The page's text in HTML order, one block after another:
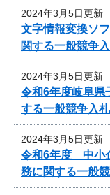
2024年3月5日更新
文字情報変換ソ
関する一般競争
2024年3月5日更新
令和6年度岐阜県
する一般競争入札
2024年3月5日更新
令和6年度 中小
務に関する一般